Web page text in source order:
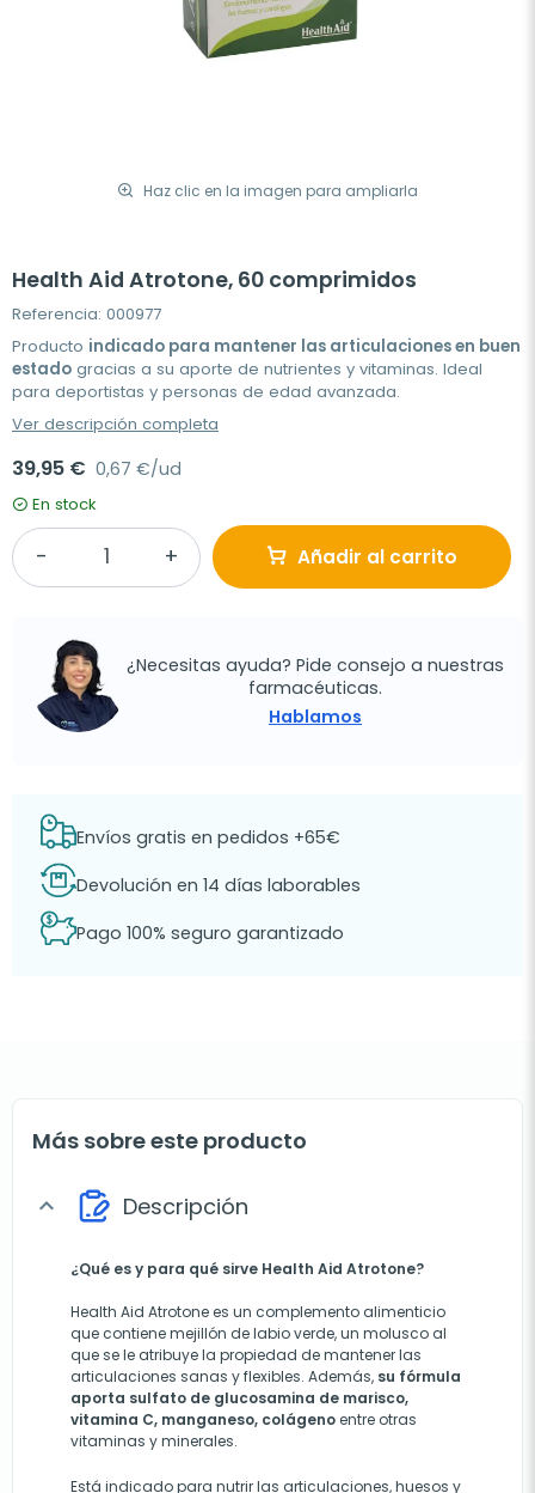
Haz clic en la imagen para ampliarla
Health Aid Atrotone, 60 comprimidos
Referencia: 000977
Producto indicado para mantener las articulaciones en buen
estado gracias a su aporte de nutrientes y vitaminas. Ideal
para deportistas y personas de edad avanzada.
Ver descripción completa
39,95 € 0,67 €/ud
En stock
Añadir al carrito
¿Necesitas ayuda? Pide consejo a nuestras
farmacéuticas.
Hablamos
Envíos gratis en pedidos +65€
Devolución en 14 días laborables
Pago 100% seguro garantizado
Más sobre este producto
expand_more Descripción
¿Qué es y para qué sirve Health Aid Atrotone?
Health Aid Atrotone es un complemento alimenticio
que contiene mejillón de labio verde, un molusco al
que se le atribuye la propiedad de mantener las
articulaciones sanas y flexibles. Además, su fórmula
aporta sulfato de glucosamina de marisco,
vitamina C, manganeso, colágenoentre otras
vitaminas y minerales.
Está indicado para nutrir las articulaciones, huesos y